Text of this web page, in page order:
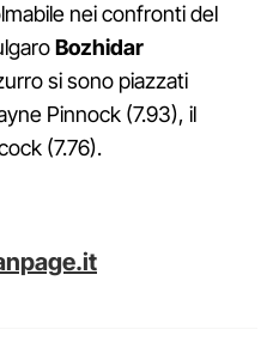
nei confronti del
Bozhidar
si sono piazzati
Pinnock (7.93), il
(7.76).